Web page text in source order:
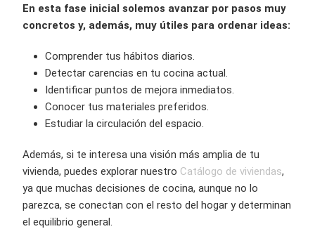
En esta fase inicial solemos avanzar por pasos muy
concretos y, además, muy útiles para ordenar ideas:
Comprender tus hábitos diarios.
Detectar carencias en tu cocina actual.
Identificar puntos de mejora inmediatos.
Conocer tus materiales preferidos.
Estudiar la circulación del espacio.
Además, si te interesa una visión más amplia de tu
vivienda, puedes explorar nuestro Catálogo de viviendas,
ya que muchas decisiones de cocina, aunque no lo
parezca, se conectan con el resto del hogar y determinan
el equilibrio general.